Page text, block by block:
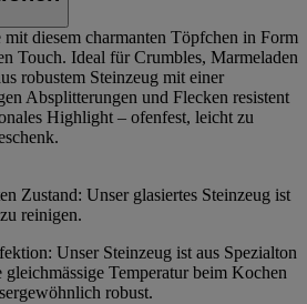
diesem charmanten Töpfchen in Form
Touch. Ideal für Crumbles, Marmeladen
robustem Steinzeug mit einer
Absplitterungen und Flecken resistent
Highlight – ofenfest, leicht zu
Zustand: Unser glasiertes Steinzeug ist
reinigen.
Unser Steinzeug ist aus Spezialton
gleichmässige Temperatur beim Kochen
robust.